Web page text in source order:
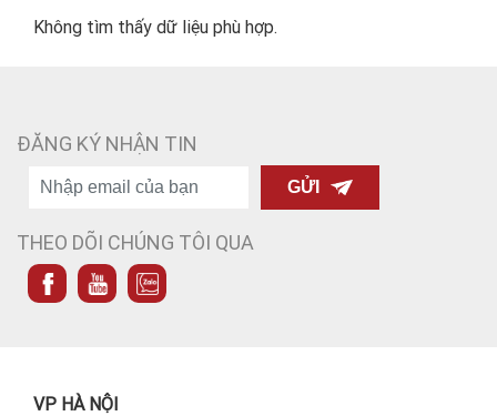
Không tìm thấy dữ liệu phù hợp.
ĐĂNG KÝ NHẬN TIN
GỬI
THEO DÕI CHÚNG TÔI QUA
VP HÀ NỘI